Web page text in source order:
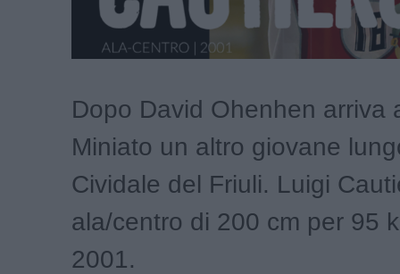
Dopo David Ohenhen arriva
Miniato un altro giovane
Cividale del Friuli. Luigi
ala/centro di 200 cm per 95
2001.